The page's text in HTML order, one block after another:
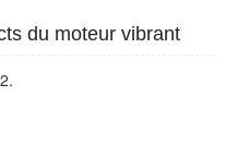
du moteur vibrant